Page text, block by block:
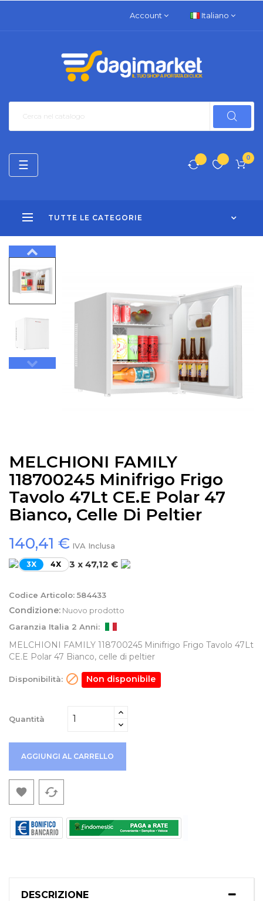
Account Italiano
0
TUTTE LE CATEGORIE
navigazione
Toggle
☰
MELCHIONI FAMILY
118700245 Minifrigo Frigo
Tavolo 47Lt CE.E Polar 47
Bianco, Celle Di Peltier
140,41 € IVA Inclusa
3X 4X 3 x 47,12 €
Codice Articolo: 584433
Condizione: Nuovo prodotto
Garanzia Italia 2 Anni:
MELCHIONI FAMILY 118700245 Minifrigo Frigo Tavolo 47Lt
CE.E Polar 47 Bianco, celle di peltier
Disponibilità:  Non disponibile
Quantità
AGGIUNGI AL CARRELLO
 cached
DESCRIZIONE